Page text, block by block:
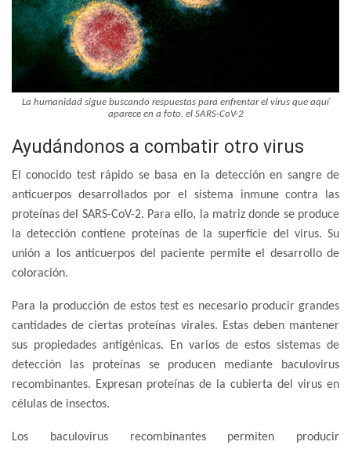
La humanidad sigue buscando respuestas para enfrentar el virus que aquí
aparece en a foto, el SARS-CoV-2
Ayudándonos a combatir otro virus
El conocido test rápido se basa en la detección en sangre de
anticuerpos desarrollados por el sistema inmune contra las
proteínas del SARS-CoV-2. Para ello, la matriz donde se produce
la detección contiene proteínas de la superficie del virus. Su
unión a los anticuerpos del paciente permite el desarrollo de
coloración.
Para la producción de estos test es necesario producir grandes
cantidades de ciertas proteínas virales. Estas deben mantener
sus propiedades antigénicas. En varios de estos sistemas de
detección las proteínas se producen mediante baculovirus
recombinantes. Expresan proteínas de la cubierta del virus en
células de insectos.
Los baculovirus recombinantes permiten producir